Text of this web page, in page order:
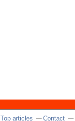
Top articles Contact